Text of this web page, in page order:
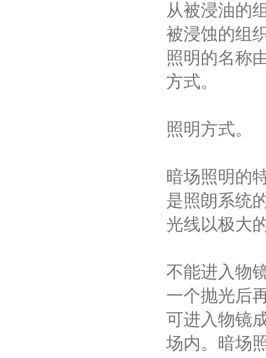
从被浸油的
被浸蚀的组
照明的名称
方式。
照明方式。
暗场照明的
是照朗系统
光线以极大
不能进入物
一个抛光后
可进入物镜
场内。暗场